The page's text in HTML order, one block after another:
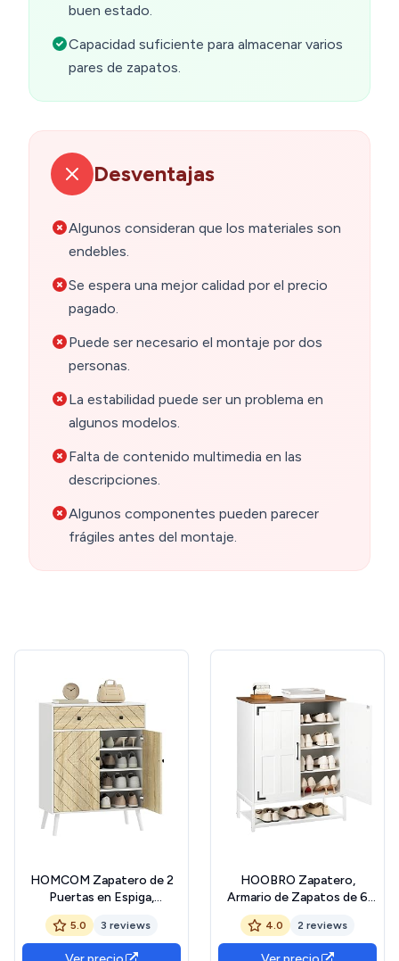
buen estado.
Capacidad suficiente para almacenar varios
pares de zapatos.
Desventajas
Algunos consideran que los materiales son
endebles.
Se espera una mejor calidad por el precio
pagado.
Puede ser necesario el montaje por dos
personas.
La estabilidad puede ser un problema en
algunos modelos.
Falta de contenido multimedia en las
descripciones.
Algunos componentes pueden parecer
frágiles antes del montaje.
HOMCOM Zapatero de 2
Puertas en Espiga,
Zapatero Entrada
Recibidor con Estantes
Ajustables, Cajón, para 12
5.0 3 reviews
HOOBRO Zapatero,
Armario de Zapatos de 6
Niveles de Estilo Rústico,
Estantes Ajustables,
Mueble Independiente para
4.0 2 reviews